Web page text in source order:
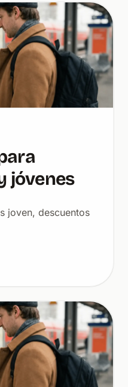
jóvenes
joven, descuentos